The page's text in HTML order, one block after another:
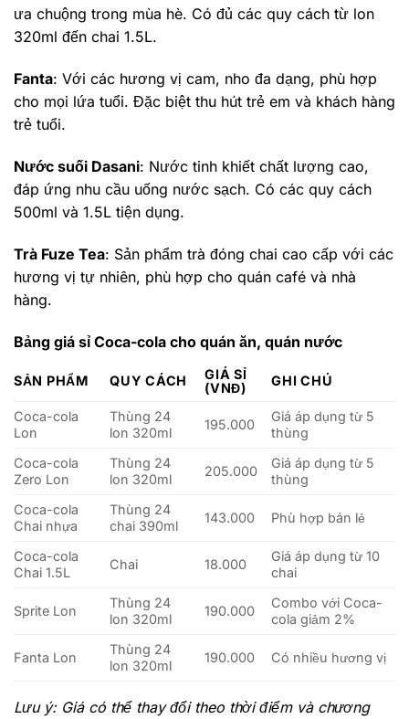
ưa chuộng trong mùa hè. Có đủ các quy cách từ lon
320ml đến chai 1.5L.
Fanta: Với các hương vị cam, nho đa dạng, phù hợp
cho mọi lứa tuổi. Đặc biệt thu hút trẻ em và khách hàng
trẻ tuổi.
Nước suối Dasani: Nước tinh khiết chất lượng cao,
đáp ứng nhu cầu uống nước sạch. Có các quy cách
500ml và 1.5L tiện dụng.
Trà Fuze Tea: Sản phẩm trà đóng chai cao cấp với các
hương vị tự nhiên, phù hợp cho quán café và nhà
hàng.
Bảng giá sỉ Coca-cola cho quán ăn, quán nước
SẢN PHẨM QUY CÁCH
GIÁ SỈ
(VNĐ)
GHI CHÚ
Coca-cola
Lon
Thùng 24
lon 320ml
195.000
Giá áp dụng từ 5
thùng
Coca-cola
Zero Lon
Thùng 24
lon 320ml
205.000
Giá áp dụng từ 5
thùng
Coca-cola
Chai nhựa
Thùng 24
chai 390ml
143.000 Phù hợp bán lẻ
Coca-cola
Chai 1.5L
Chai 18.000
Giá áp dụng từ 10
chai
Sprite Lon
Thùng 24
lon 320ml
190.000
Combo với Coca-
cola giảm 2%
Fanta Lon
Thùng 24
lon 320ml
190.000 Có nhiều hương vị
Lưu ý: Giá có thể thay đổi theo thời điểm và chương